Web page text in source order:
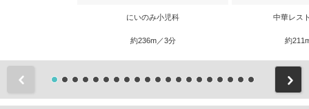
にいのみ小児科
約236m／3分
中華レス
約